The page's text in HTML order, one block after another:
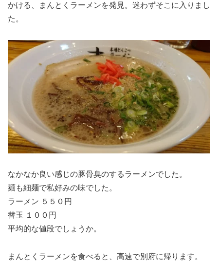
かける、まんとくラーメンを発見。迷わずそこに入りまし
た。
なかなか良い感じの豚骨臭のするラーメンでした。
麺も細麺で私好みの味でした。
ラーメン ５５０円
替玉 １００円
平均的な値段でしょうか。
まんとくラーメンを食べると、高速で別府に帰ります。